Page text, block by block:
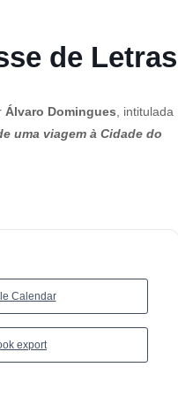
de Letras
Álvaro Domingues , intitulada
uma viagem à Cidade do
Calendar
export